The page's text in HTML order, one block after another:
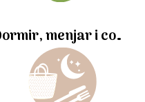
Dormir, menjar i comprar